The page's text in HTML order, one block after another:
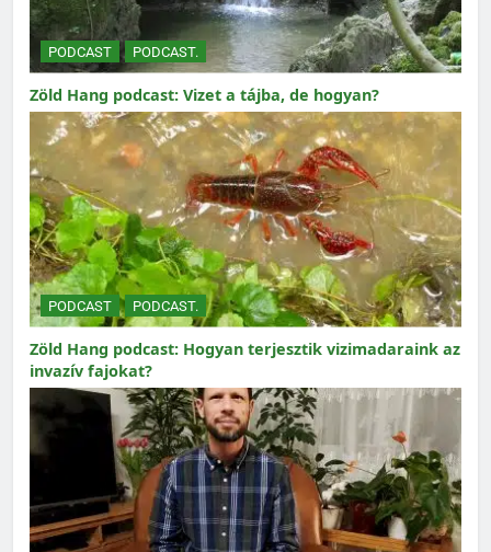
PODCAST PODCAST.
Zöld Hang podcast: Vizet a tájba, de hogyan?
PODCAST PODCAST.
Zöld Hang podcast: Hogyan terjesztik vizimadaraink az
invazív fajokat?